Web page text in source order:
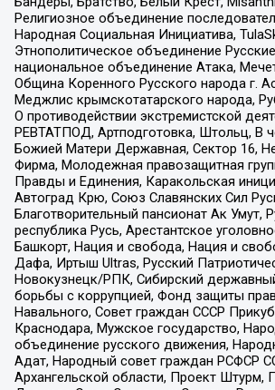
Религиозное объединение
Народная Социальная Инициатива,
Этнополитическое объединение
национальное объединение Атака,
Община Коренного Русского народа г.
Меджлис крымскотатарского народа,
О противодействии экстремистской
РЕВТАТПОД, Артподготовка, Штольц, В
Божией Матери Державная, Сектор 16,
Фирма, Молодежная правозащитная
Правды и Единения, Каракольская
Автоград Крю, Союз Славянских Сил
Благотворительный пансионат Ак Умут,
республика Русь, Арестантское
Башкорт, Нация и свобода, Нация и
Дафа, Иртыш Ultras, Русский
Новокузнецк/РПК, Сибирский
борьбы с коррупцией, Фонд защиты
Навального, Совет граждан СССР
Краснодара, Мужское государство,
объединение русского движения,
Адат, Народный совет граждан РСФСР
Архангельской области, Проект Штурм,